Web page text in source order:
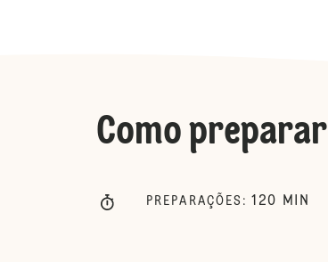
Como preparar
PREPARAÇÕES : 120 MIN